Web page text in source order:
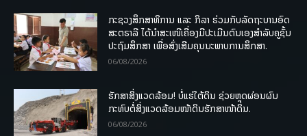
ກະຊວງສຶກສາທິການ ແລະ ກິລາ ຮ່ວມກັບລັດຖະບານອົດ
ສະຕຣາລີ ໄດ້ນຳສະເໜີເຄື່ອງມືປະເມີນຕົນເອງສຳລັບຄູຊັ້ນ
ປະຖົມສຶກສາ ເພື່ອສົ່ງເສີມຄຸນນະພາບການສຶກສາ.
06/08/2026
ຮັກສາສິ່ງແວດລ້ອມ! ບໍ່ແຮ່ໃຕ້ດິນ ຊ່ວຍຫຼຸດຜ່ອນຜົນ
ກະທົບຕໍ່ສິ່ງແວດລ້ອມໜ້າດິນຮັກສາໜ້າດິນ.
06/08/2026